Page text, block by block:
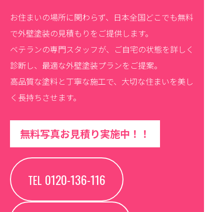
お住まいの場所に関わらず、日本全国どこでも無料
で外壁塗装の見積もりをご提供します。
ベテランの専門スタッフが、ご自宅の状態を詳しく
診断し、最適な外壁塗装プランをご提案。
高品質な塗料と丁寧な施工で、大切な住まいを美し
く長持ちさせます。
無料写真お見積り実施中！！
TEL 0120-136-116